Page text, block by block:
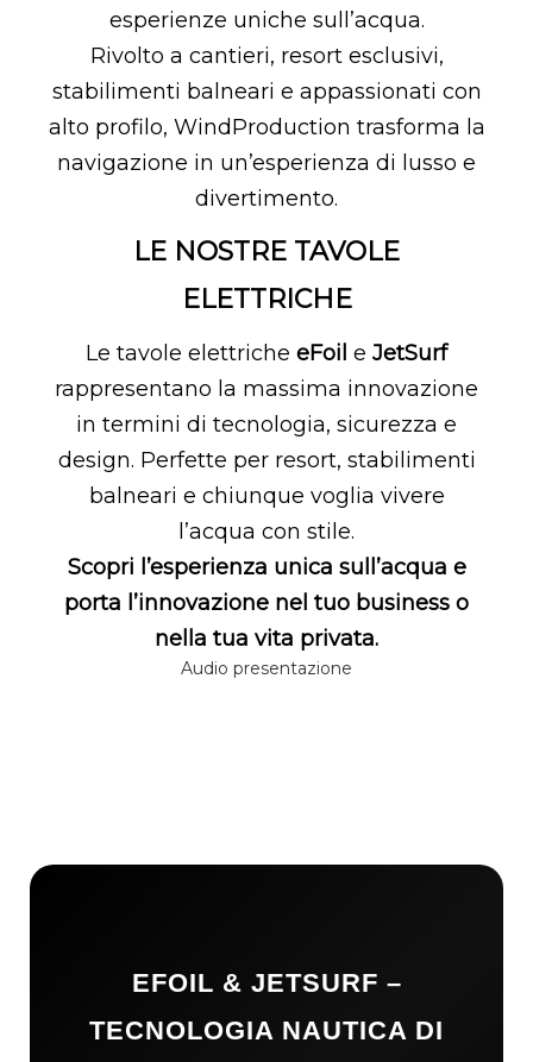
esperienze uniche sull’acqua.
Rivolto a cantieri, resort esclusivi,
stabilimenti balneari e appassionati con
alto profilo, WindProduction trasforma la
navigazione in un’esperienza di lusso e
divertimento.
LE NOSTRE TAVOLE
ELETTRICHE
Le tavole elettriche eFoil e JetSurf
rappresentano la massima innovazione
in termini di tecnologia, sicurezza e
design. Perfette per resort, stabilimenti
balneari e chiunque voglia vivere
l’acqua con stile.
Scopri l’esperienza unica sull’acqua e
porta l’innovazione nel tuo business o
nella tua vita privata.
Audio presentazione
EFOIL & JETSURF –
TECNOLOGIA NAUTICA DI